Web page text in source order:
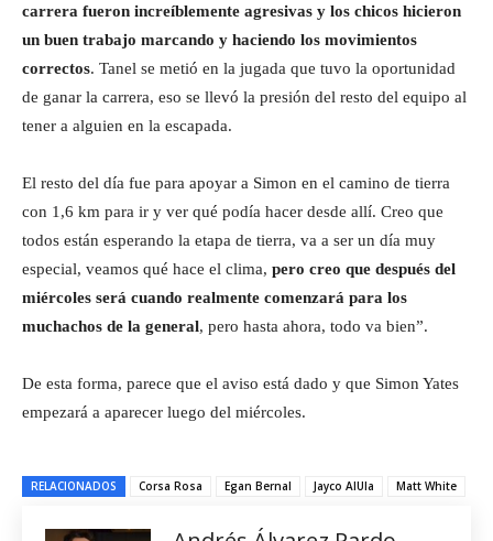
carrera fueron increíblemente agresivas y los chicos hicieron
un buen trabajo marcando y haciendo los movimientos
correctos. Tanel se metió en la jugada que tuvo la oportunidad
de ganar la carrera, eso se llevó la presión del resto del equipo al
tener a alguien en la escapada.
El resto del día fue para apoyar a Simon en el camino de tierra
con 1,6 km para ir y ver qué podía hacer desde allí. Creo que
todos están esperando la etapa de tierra, va a ser un día muy
especial, veamos qué hace el clima, pero creo que después del
miércoles será cuando realmente comenzará para los
muchachos de la general, pero hasta ahora, todo va bien”.
De esta forma, parece que el aviso está dado y que Simon Yates
empezará a aparecer luego del miércoles.
RELACIONADOS Corsa Rosa Egan Bernal Jayco AlUla Matt White